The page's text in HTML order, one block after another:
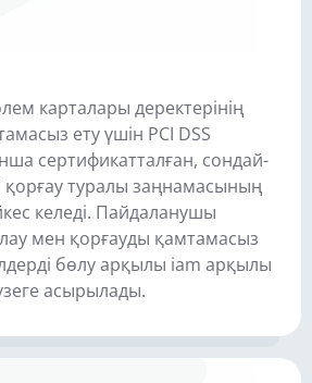
карталары деректерінің
ету үшін PCI DSS
сертификатталған, сондай-
қорғау туралы заңнамасының
келеді. Пайдаланушы
мен қорғауды қамтамасыз
бөлу арқылы iam арқылы
асырылады.